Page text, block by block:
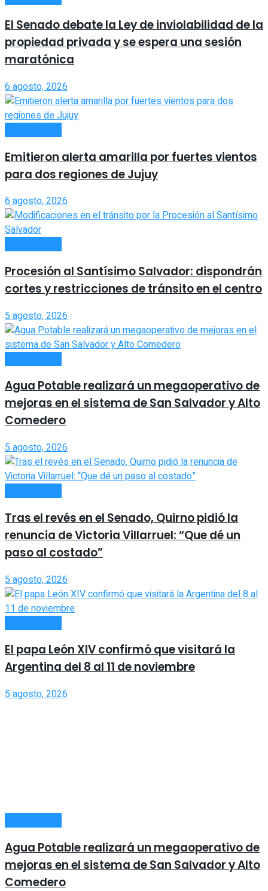
El Senado debate la Ley de inviolabilidad de la
propiedad privada y se espera una sesión
maratónica
6 agosto, 2026
Emitieron alerta amarilla por fuertes vientos
para dos regiones de Jujuy
6 agosto, 2026
Procesión al Santísimo Salvador: dispondrán
cortes y restricciones de tránsito en el centro
5 agosto, 2026
Agua Potable realizará un megaoperativo de
mejoras en el sistema de San Salvador y Alto
Comedero
5 agosto, 2026
Tras el revés en el Senado, Quirno pidió la
renuncia de Victoria Villarruel: “Que dé un
paso al costado”
5 agosto, 2026
El papa León XIV confirmó que visitará la
Argentina del 8 al 11 de noviembre
5 agosto, 2026
Agua Potable realizará un megaoperativo de
mejoras en el sistema de San Salvador y Alto
Comedero